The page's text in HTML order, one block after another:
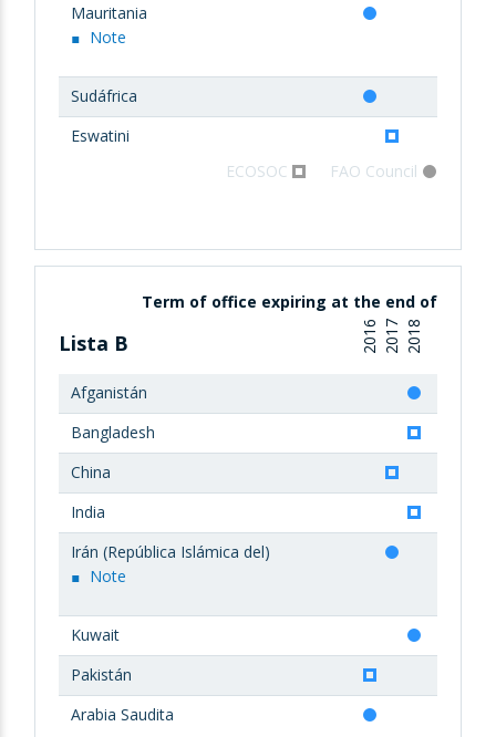
Mauritania
Note
Sudáfrica
Eswatini
ECOSOC
FAO Council
Term of office expiring at the end of
Lista B 2016 2017 2018
Afganistán
Bangladesh
China
India
Irán (República Islámica del)
Note
Kuwait
Pakistán
Arabia Saudita